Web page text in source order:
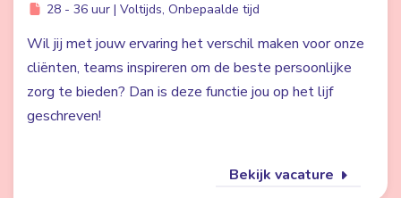
28 - 36 uur | Voltijds, Onbepaalde tijd
Wil jij met jouw ervaring het verschil maken voor onze
cliënten, teams inspireren om de beste persoonlijke
zorg te bieden? Dan is deze functie jou op het lijf
geschreven!
Bekijk vacature